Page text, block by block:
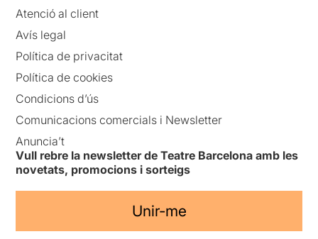
Atenció al client
Avís legal
Política de privacitat
Política de cookies
Condicions d’ús
Comunicacions comercials i Newsletter
Anuncia’t
Vull rebre la newsletter de Teatre Barcelona amb les
novetats, promocions i sorteigs
Unir-me